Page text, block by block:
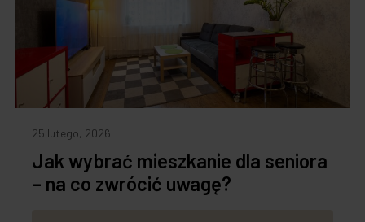
25 lutego, 2026
Jak wybrać mieszkanie dla seniora
– na co zwrócić uwagę?